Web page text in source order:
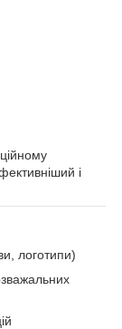
і
логотипи)